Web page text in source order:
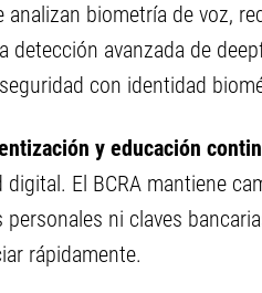
biometría de voz,
avanzada de
con identidad
y educación
El BCRA mantiene
ni claves
rápidamente.